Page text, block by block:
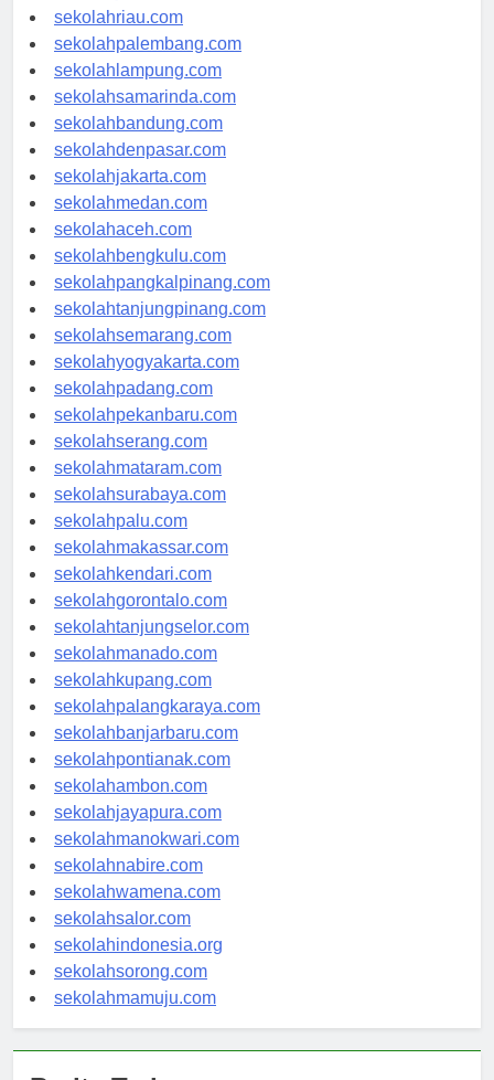
sekolahjambi.com
sekolahriau.com
sekolahpalembang.com
sekolahlampung.com
sekolahsamarinda.com
sekolahbandung.com
sekolahdenpasar.com
sekolahjakarta.com
sekolahmedan.com
sekolahaceh.com
sekolahbengkulu.com
sekolahpangkalpinang.com
sekolahtanjungpinang.com
sekolahsemarang.com
sekolahyogyakarta.com
sekolahpadang.com
sekolahpekanbaru.com
sekolahserang.com
sekolahmataram.com
sekolahsurabaya.com
sekolahpalu.com
sekolahmakassar.com
sekolahkendari.com
sekolahgorontalo.com
sekolahtanjungselor.com
sekolahmanado.com
sekolahkupang.com
sekolahpalangkaraya.com
sekolahbanjarbaru.com
sekolahpontianak.com
sekolahambon.com
sekolahjayapura.com
sekolahmanokwari.com
sekolahnabire.com
sekolahwamena.com
sekolahsalor.com
sekolahindonesia.org
sekolahsorong.com